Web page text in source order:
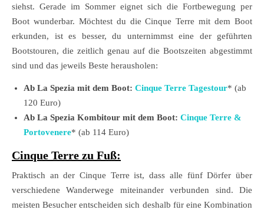
siehst. Gerade im Sommer eignet sich die Fortbewegung per
Boot wunderbar. Möchtest du die Cinque Terre mit dem Boot
erkunden, ist es besser, du unternimmst eine der geführten
Bootstouren, die zeitlich genau auf die Bootszeiten abgestimmt
sind und das jeweils Beste herausholen:
Ab La Spezia mit dem Boot: Cinque Terre Tagestour* (ab
120 Euro)
Ab La Spezia Kombitour mit dem Boot: Cinque Terre &
Portovenere* (ab 114 Euro)
Cinque Terre zu Fuß:
Praktisch an der Cinque Terre ist, dass alle fünf Dörfer über
verschiedene Wanderwege miteinander verbunden sind. Die
meisten Besucher entscheiden sich deshalb für eine Kombination